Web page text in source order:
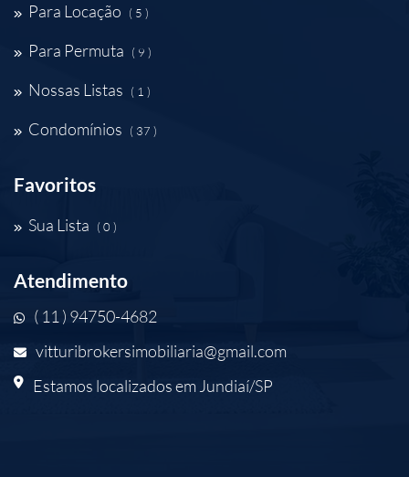
Para Locação ( 5 )
Para Permuta ( 9 )
Nossas Listas ( 1 )
Condomínios ( 37 )
Favoritos
Sua Lista ( 0 )
Atendimento
( 11 ) 94750-4682
vitturibrokersimobiliaria@gmail.com
Estamos localizados em Jundiaí/SP